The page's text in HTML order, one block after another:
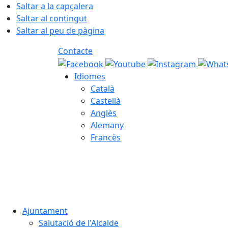
Saltar a la capçalera
Saltar al contingut
Saltar al peu de pàgina
Contacte
Idiomes
Català
Castellà
Anglès
Alemany
Francès
Ajuntament
Salutació de l'Alcalde